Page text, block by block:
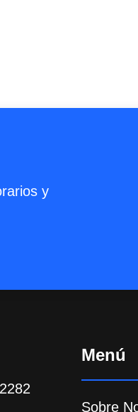
y
Menú
Sobre